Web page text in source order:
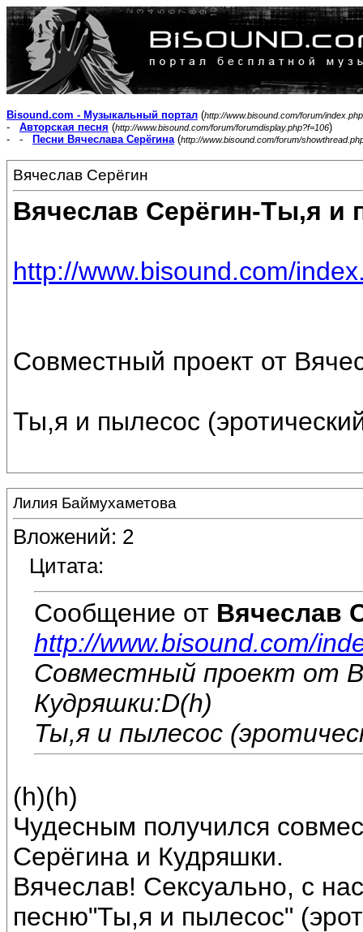
Bisound.com - Музыкальный портал (http://www.bisound.com/forum/index.php
- Авторская песня (http://www.bisound.com/forum/forumdisplay.php?f=106)
- -
Песни Вячеслава Серёгина(http://www.bisound.com/forum/
Вячеслав Серёгин
Вячеслав Серёгин-Ты,я и
http://www.bisound.com/
Совместный проект от
Ты,я и пылесос
Лилия Баймухаметова
Вложений: 2
Цитата:
Сообщение от Вячеслав
http://www.bisound.com/
Совместный проект от
Кудряшки:D(h)
Ты,я и пылесос
(h)(h)
Чудесным получился
Серёгина и Кудряшки.
Вячеслав! Сексуально, с
песню"Ты,я и пылесос"